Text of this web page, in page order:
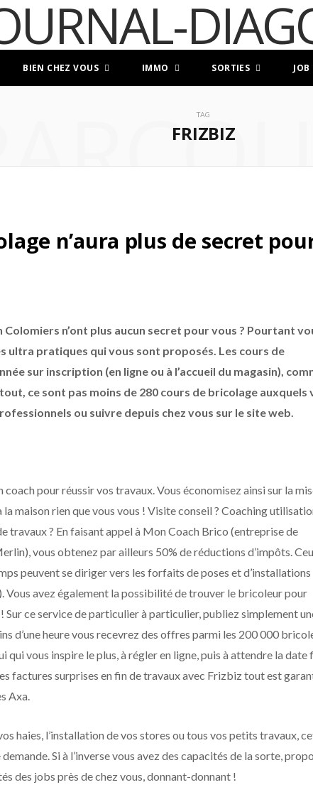
BIEN CHEZ VOUS IMMO SORTIES JOB
TAG
FRIZBIZ
n’aura plus de secret
n’ont plus aucun secret pour vous ? Pourtant
ultra pratiques qui vous sont proposés. Les cours de
sur inscription (en ligne ou à l’accueil du magasin),
ce sont pas moins de 280 cours de bricolage auxquels
ou suivre depuis chez vous sur le site web.
pour réussir vos travaux. Vous économisez ainsi sur la
la maison rien que vous vous ! Visite conseil ? Coaching
travaux ? En faisant appel à Mon Coach Brico (entreprise de
vous obtenez par ailleurs 50% de réductions d’impôts.
peuvent se diriger vers les forfaits de poses et d’installations
Vous avez également la possibilité de trouver le bricoleur pour
ce service de particulier à particulier, publiez simplement
d’une heure vous recevrez des offres parmi les 200 000
qui vous inspire le plus, à régler en ligne, puis à attendre la date
factures surprises en fin de travaux avec Frizbiz tout est
Axa.
haies, l’installation de vos stores ou tous vos petits travaux,
Si à l’inverse vous avez des capacités de la sorte,
des jobs près de chez vous, donnant-donnant !